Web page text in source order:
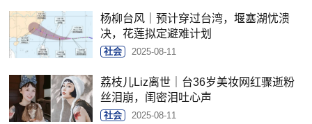
杨柳台风｜预计穿过台湾，堰塞湖忧溃
决，花莲拟定避难计划
社会 2025-08-11
荔枝儿Liz离世｜台36岁美妆网红骤逝粉
丝泪崩，闺密泪吐心声
社会 2025-08-11